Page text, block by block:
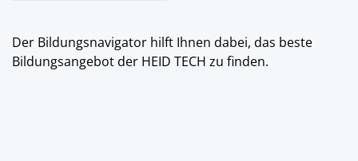
Der Bildungsnavigator hilft Ihnen dabei, das beste
Bildungsangebot der HEID TECH zu finden.